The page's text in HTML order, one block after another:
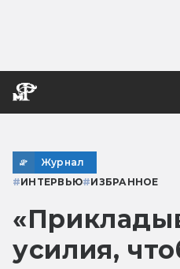
Журнал
#ИНТЕРВЬЮ#ИЗБРАННОЕ
усилия,